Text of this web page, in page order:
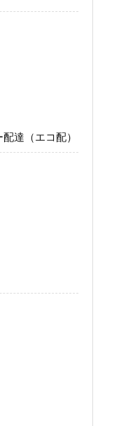
達（エコ配）